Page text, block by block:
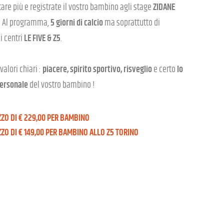
più e registrate il vostro bambino agli stage ZIDANE
programma, 5 giorni di calcioma soprattutto di
centri LE FIVE & Z5.
chiari : piacere, spirito sportivo, risveglioe certo lo
del vostro bambino !
DI € 229,00 PER BAMBINO
DI € 149,00 PER BAMBINO ALLO Z5 TORINO